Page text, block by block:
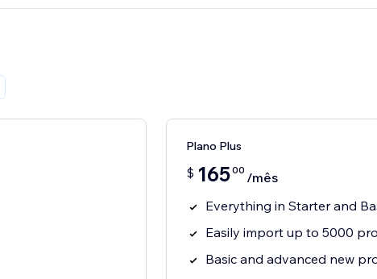
Plano Plus
$ 16500 /mês
Everything in Starter and
Easily import up to 5000
Basic and advanced new